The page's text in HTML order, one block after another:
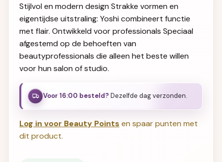
Stijlvol en modern design Strakke vormen en
eigentijdse uitstraling: Yoshi combineert functie
met flair. Ontwikkeld voor professionals Speciaal
afgestemd op de behoeften van
beautyprofessionals die alleen het beste willen
voor hun salon of studio.
Voor 16:00 besteld? Dezelfde dag verzonden.
Log in voor Beauty Points en spaar punten met
dit product.